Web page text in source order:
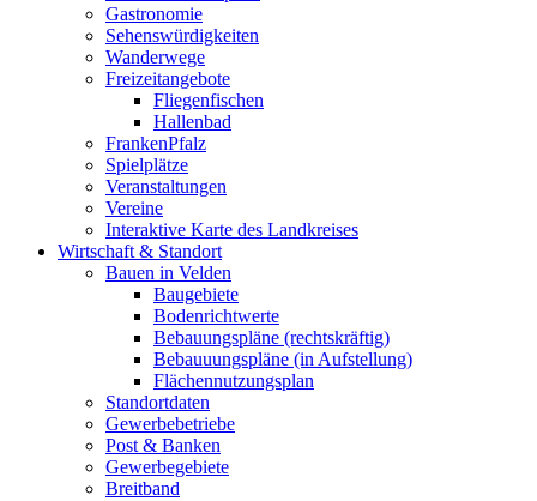
Gastronomie
Sehenswürdigkeiten
Wanderwege
Freizeitangebote
Fliegenfischen
Hallenbad
FrankenPfalz
Spielplätze
Veranstaltungen
Vereine
Interaktive Karte des Landkreises
Wirtschaft & Standort
Bauen in Velden
Baugebiete
Bodenrichtwerte
Bebauungspläne (rechtskräftig)
Bebauuungspläne (in Aufstellung)
Flächennutzungsplan
Standortdaten
Gewerbebetriebe
Post & Banken
Gewerbegebiete
Breitband